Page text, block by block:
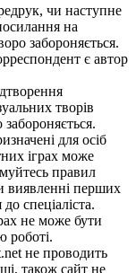
чи наступне
на
забороняється.
є автор
творів
для осіб
іграх може
правил
виявленні перших
спеціаліста.
не може бути
роботі.
не проводить
також сайт не